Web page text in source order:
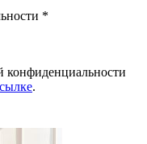
*
конфиденциальности
.